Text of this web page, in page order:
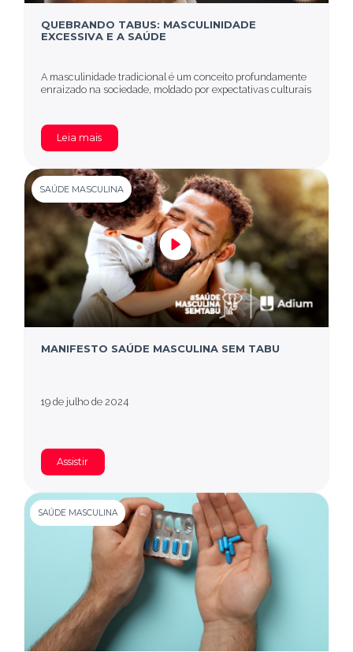
QUEBRANDO TABUS: MASCULINIDADE
EXCESSIVA E A SAÚDE
A masculinidade tradicional é um conceito profundamente
enraizado na sociedade, moldado por expectativas culturais
Leia mais
SAÚDE MASCULINA
MANIFESTO SAÚDE MASCULINA SEM TABU
19 de julho de 2024
Assistir
SAÚDE MASCULINA